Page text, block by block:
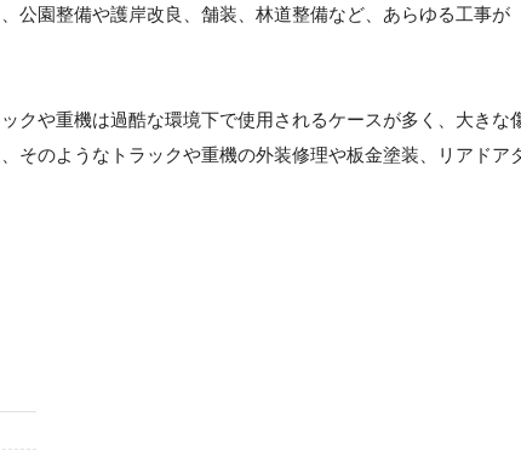
公園整備や護岸改良、舗装、林道整備など、あらゆる工事が
クや重機は過酷な環境下で使用されるケースが多く、大きな
そのようなトラックや重機の外装修理や板金塗装、リアドア